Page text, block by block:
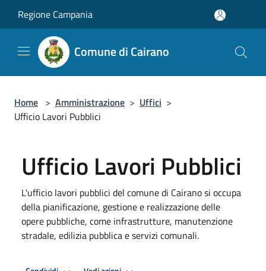
Regione Campania
Comune di Cairano
Home > Amministrazione > Uffici >
Ufficio Lavori Pubblici
Ufficio Lavori Pubblici
L'ufficio lavori pubblici del comune di Cairano si occupa
della pianificazione, gestione e realizzazione delle
opere pubbliche, come infrastrutture, manutenzione
stradale, edilizia pubblica e servizi comunali.